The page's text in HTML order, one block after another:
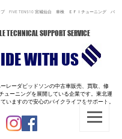
プ FIVE TEN510 宮城仙台 車検 ＥＦＩチューニング バ
TECHNICAL SUPPORT SERVICE
WITH US
レーダビッドソンの中古車販売、買取、修
ューニングを展開している企業です。 東北運
いますので安心のバイクライフをサポート。